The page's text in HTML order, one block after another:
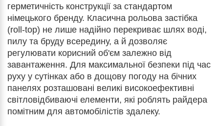
герметичність конструкції за стандартом
німецького бренду. Класична рольова застібка
(roll-top) не лише надійно перекриває шлях воді,
пилу та бруду всередину, а й дозволяє
регулювати корисний об'єм залежно від
завантаження. Для максимальної безпеки під час
руху у сутінках або в дощову погоду на бічних
панелях розташовані великі високоефективні
світловідбиваючі елементи, які роблять райдера
помітним для автомобілістів здалеку.